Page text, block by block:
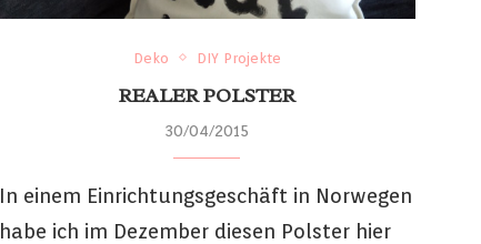
Deko DIY Projekte
REALER POLSTER
30/04/2015
In einem Einrichtungsgeschäft in Norwegen
habe ich im Dezember diesen Polster hier